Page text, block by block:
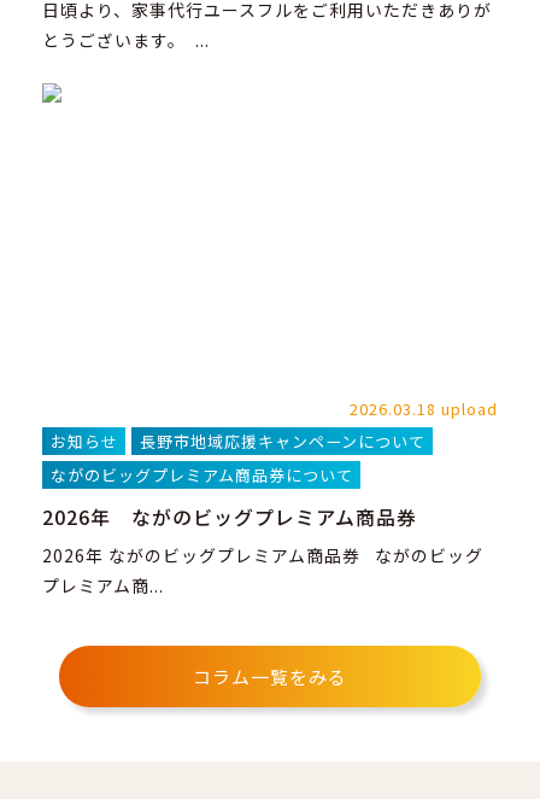
日頃より、家事代行ユースフルをご利用いただきありが
とうございます。 ...
2026.03.18 upload
お知らせ
長野市地域応援キャンペーンについて
ながのビッグプレミアム商品券について
2026年 ながのビッグプレミアム商品券
2026年 ながのビッグプレミアム商品券 ながのビッグ
プレミアム商...
コラム一覧をみる